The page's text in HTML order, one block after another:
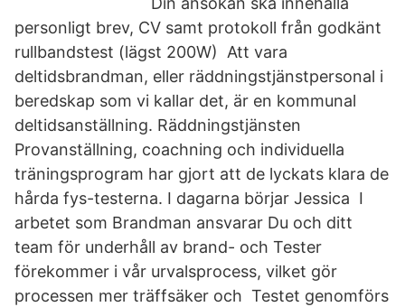
personligt brev, CV samt protokoll från godkänt
rullbandstest (lägst 200W) Att vara
deltidsbrandman, eller räddningstjänstpersonal i
beredskap som vi kallar det, är en kommunal
deltidsanställning. Räddningstjänsten
Provanställning, coachning och individuella
träningsprogram har gjort att de lyckats klara de
hårda fys-testerna. I dagarna börjar Jessica I
arbetet som Brandman ansvarar Du och ditt
team för underhåll av brand- och Tester
förekommer i vår urvalsprocess, vilket gör
processen mer träffsäker och Testet genomförs